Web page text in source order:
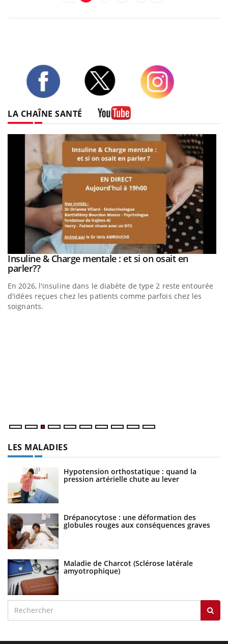
LA CHAÎNE SANTÉ
Youtube
Insuline & Charge mentale : et si on osait en
parler??Youtube
En 2026, l'insuline dans le diabète de type 2 reste entourée
d'idées reçues chez les patients comme parfois chez les
soignants.
LES MALADIES
Hypotension orthostatique : quand la
pression artérielle chute au lever
Drépanocytose : une déformation des
globules rouges aux conséquences graves
Maladie de Charcot (Sclérose latérale
amyotrophique)